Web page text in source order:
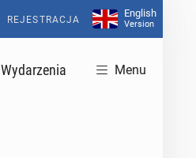
REJESTRACJA
English
Version
Wydarzenia Menu